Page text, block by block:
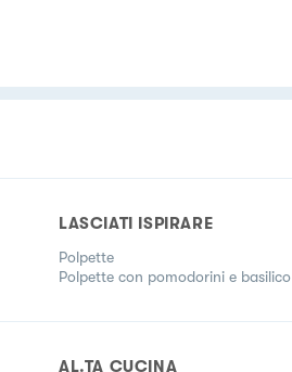
LASCIATI ISPIRARE
Polpette
Polpette con pomodorini e basilico
AL.TA CUCINA